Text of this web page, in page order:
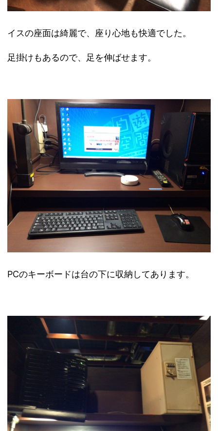
イスの座面は綺麗で、座り心地も快適でした。
足掛けもあるので、足を伸ばせます。
PCのキーボードは台の下に収納してあります。